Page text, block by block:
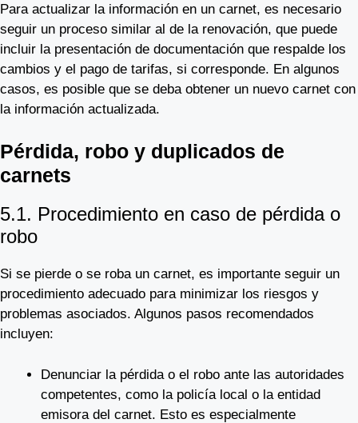
Para actualizar la información en un carnet, es necesario
seguir un proceso similar al de la renovación, que puede
incluir la presentación de documentación que respalde los
cambios y el pago de tarifas, si corresponde. En algunos
casos, es posible que se deba obtener un nuevo carnet con
la información actualizada.
Pérdida, robo y duplicados de
carnets
5.1. Procedimiento en caso de pérdida o
robo
Si se pierde o se roba un carnet, es importante seguir un
procedimiento adecuado para minimizar los riesgos y
problemas asociados. Algunos pasos recomendados
incluyen:
Denunciar la pérdida o el robo ante las autoridades
competentes, como la policía local o la entidad
emisora del carnet. Esto es especialmente